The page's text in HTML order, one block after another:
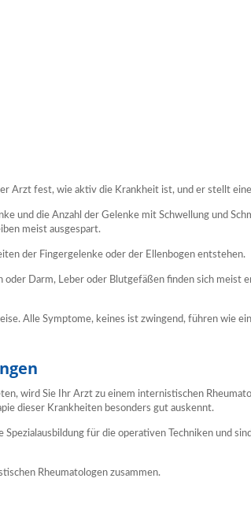
Arzt fest, wie aktiv die Krankheit ist, und er stellt
und die Anzahl der Gelenke mit Schwellung und
meist ausgespart.
der Fingergelenke oder der Ellenbogen entstehen.
oder Darm, Leber oder Blutgefäßen finden sich meist
Alle Symptome, keines ist zwingend, führen wie
wird Sie Ihr Arzt zu einem internistischen
dieser Krankheiten besonders gut auskennt.
für die operativen Techniken und
Rheumatologen zusammen.